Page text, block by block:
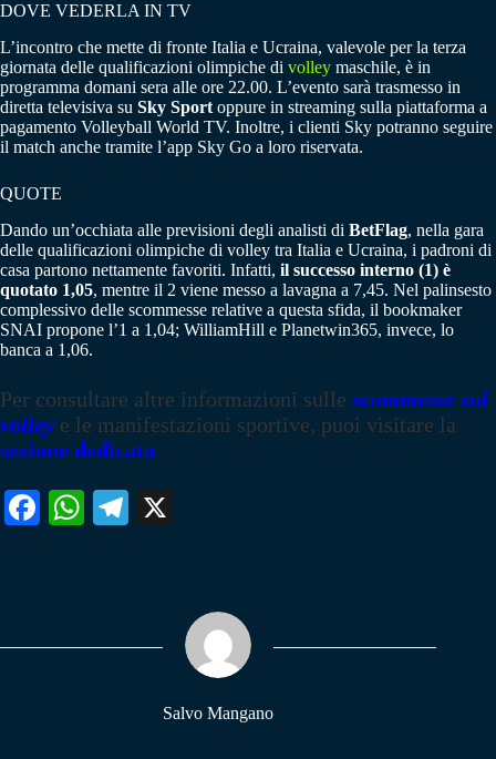
DOVE VEDERLA IN TV
L’incontro che mette di fronte Italia e Ucraina, valevole per la terza
giornata delle qualificazioni olimpiche di volley maschile, è in
programma domani sera alle ore 22.00. L’evento sarà trasmesso in
diretta televisiva su Sky Sport oppure in streaming sulla piattaforma a
pagamento Volleyball World TV. Inoltre, i clienti Sky potranno seguire
il match anche tramite l’app Sky Go a loro riservata.
QUOTE
Dando un’occhiata alle previsioni degli analisti di BetFlag, nella gara
delle qualificazioni olimpiche di volley tra Italia e Ucraina, i padroni di
casa partono nettamente favoriti. Infatti, il successo interno (1) è
quotato 1,05, mentre il 2 viene messo a lavagna a 7,45. Nel palinsesto
complessivo delle scommesse relative a questa sfida, il bookmaker
SNAI propone l’1 a 1,04; WilliamHill e Planetwin365, invece, lo
banca a 1,06.
Per consultare altre informazioni sulle scommesse sul
volley e le manifestazioni sportive, puoi visitare la
sezione dedicata
Fa W
pp
Te
m
Salvo Mangano